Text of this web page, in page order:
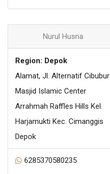
Nurul Husna
Region: Depok
Alamat, Jl. Alternatif Cibubur
Masjid Islamic Center
Arrahmah Raffles Hills Kel.
Harjamukti Kec. Cimanggis
Depok
6285370580235